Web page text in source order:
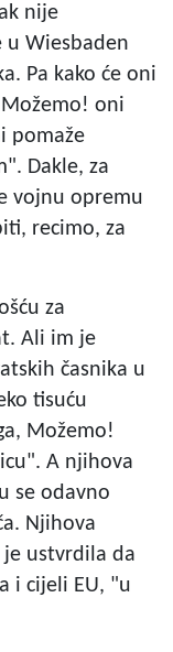
nije
Wiesbaden
Pa kako će oni
oni
pomaže
Dakle, za
vojnu opremu
recimo, za
za
Ali im je
časnika u
tisuću
Možemo!
A njihova
se odavno
Njihova
je ustvrdila da
i cijeli EU, "u